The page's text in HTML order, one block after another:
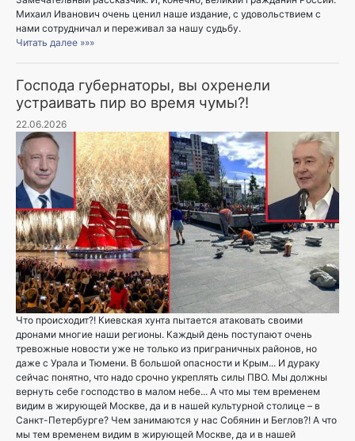
Михаил Иванович очень ценил наше издание, с удовольствием с
нами сотрудничал и переживал за нашу судьбу.
Читать далее »»»
Господа губернаторы, вы охренели
устраивать пир во время чумы?!
22.06.2026
Что происходит?! Киевская хунта пытается атаковать своими
дронами многие наши регионы. Каждый день поступают очень
тревожные новости уже не только из приграничных районов, но
даже с Урала и Тюмени. В большой опасности и Крым... И дураку
сейчас понятно, что надо срочно укреплять силы ПВО. Мы должны
вернуть себе господство в малом небе... А что мы тем временем
видим в жирующей Москве, да и в нашей культурной столице – в
Санкт-Петербурге? Чем занимаются у нас Собянин и Беглов?! А что
мы тем временем видим в жирующей Москве, да и в нашей